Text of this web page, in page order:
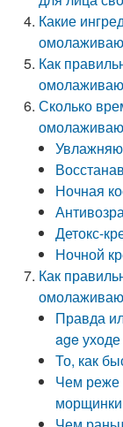
Какие
Как
Сколько
Ночная
Детокс-
Ночной
Как
Правда
age уходе
То, как
Чем реже
морщинки